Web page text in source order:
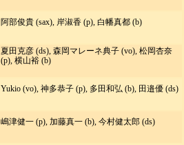
阿部俊貴 (sax), 岸淑香 (p), 白幡真都 (b)
夏田克彦 (ds), 森岡マレーネ典子 (vo), 松岡杏奈
(p), 横山裕 (b)
Yukio (vo), 神多恭子 (p), 多田和弘 (b), 田邉優 (ds)
嶋津健一 (p), 加藤真一 (b), 今村健太郎 (ds)